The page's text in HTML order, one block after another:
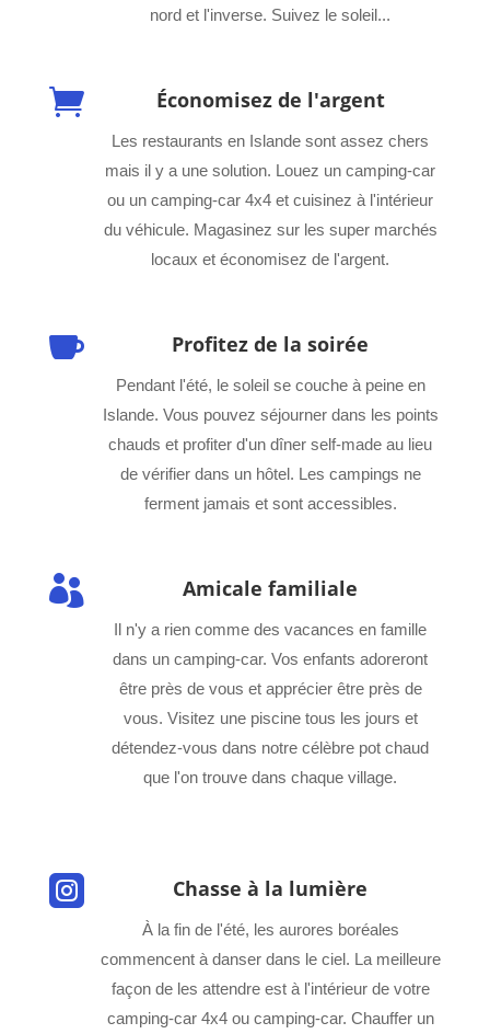
nord et l'inverse. Suivez le soleil...
 Économisez de l'argent
Les restaurants en Islande sont assez chers
mais il y a une solution. Louez un camping-car
ou un camping-car 4x4 et cuisinez à l'intérieur
du véhicule. Magasinez sur les super marchés
locaux et économisez de l'argent.
 Profitez de la soirée
Pendant l'été, le soleil se couche à peine en
Islande. Vous pouvez séjourner dans les points
chauds et profiter d'un dîner self-made au lieu
de vérifier dans un hôtel. Les campings ne
ferment jamais et sont accessibles.
 Amicale familiale
Il n'y a rien comme des vacances en famille
dans un camping-car. Vos enfants adoreront
être près de vous et apprécier être près de
vous. Visitez une piscine tous les jours et
détendez-vous dans notre célèbre pot chaud
que l'on trouve dans chaque village.
 Chasse à la lumière
À la fin de l'été, les aurores boréales
commencent à danser dans le ciel. La meilleure
façon de les attendre est à l'intérieur de votre
camping-car 4x4 ou camping-car. Chauffer un